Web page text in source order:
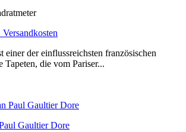
Versandkosten
einer der einflussreichsten französischen
Tapeten, die vom Pariser...
Gaultier Dore